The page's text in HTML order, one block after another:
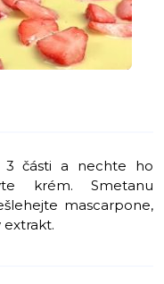
3 části a nechte ho
krém. Smetanu
mascarpone,